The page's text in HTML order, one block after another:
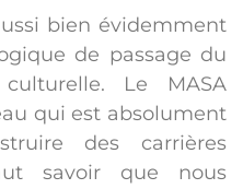
bien évidemment
de passage du
Le MASA
qui est absolument
des carrières
savoir que nous